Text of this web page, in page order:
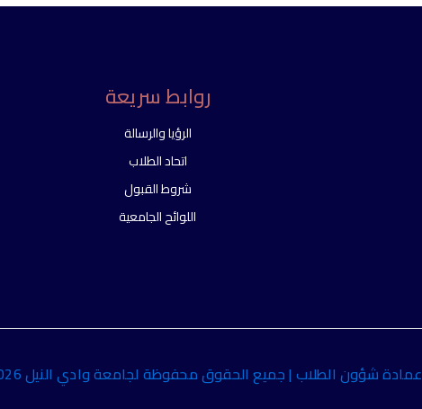
روابط سريعة
الرؤيا والرسالة
اتحاد الطلاب
شروط القبول
اللوائح الجامعية
عمادة شؤون الطلاب | جميع الحقوق محفوظة لجامعة وادي النيل 2026